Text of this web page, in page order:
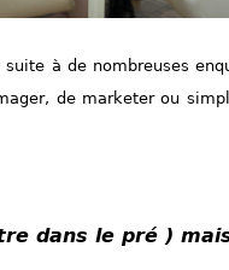
à de nombreuses
de marketer ou
dans le pré )